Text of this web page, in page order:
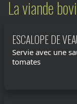
La viande
ESCALOPE DE
Servie avec une
tomates